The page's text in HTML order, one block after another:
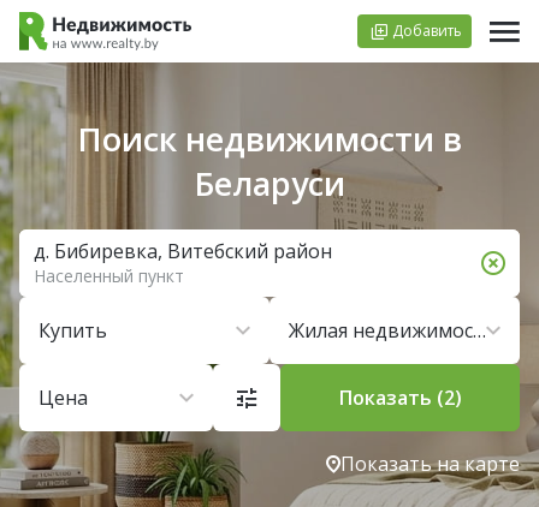
Добавить
Поиск недвижимости в
Беларуси
Купить Жилая недвижимость
Цена
д. Бибиревка, Витебский район
Населенный пункт
Показать (2)
Показать на карте